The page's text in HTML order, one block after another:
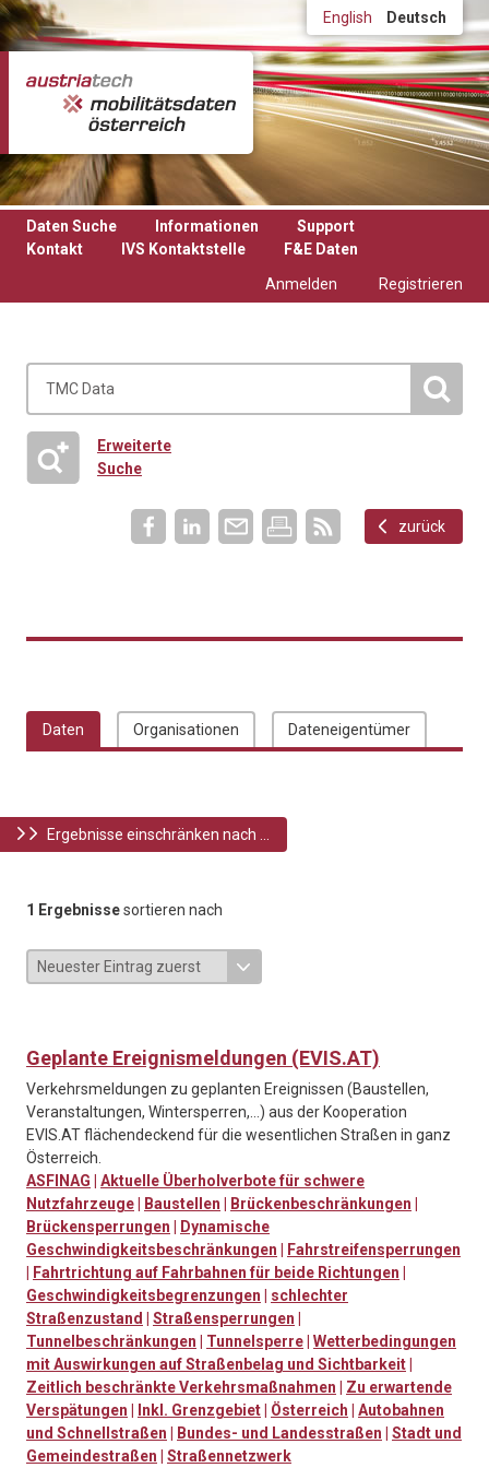
Direkt zum Inhalt English Deutsch
Daten Suche Informationen
Support
Kontakt
IVS Kontaktstelle
F&E Daten
Anmelden
Registrieren
Erweiterte
Suche
zurück
Daten Organisationen Dateneigentümer
Ergebnisse einschränken nach ...
1 Ergebnissesortieren nach
Geplante Ereignismeldungen (EVIS.AT)
Verkehrsmeldungen zu geplanten Ereignissen (Baustellen,
Veranstaltungen, Wintersperren,…) aus der Kooperation
EVIS.AT flächendeckend für die wesentlichen Straßen in ganz
Österreich.
ASFINAG
Aktuelle Überholverbote für schwere
Nutzfahrzeuge
Baustellen Brückenbeschränkungen
Brückensperrungen
Dynamische
Geschwindigkeitsbeschränkungen
Fahrstreifensperrungen
Fahrtrichtung auf Fahrbahnen für beide Richtungen
Geschwindigkeitsbegrenzungen
schlechter
Straßenzustand
Straßensperrungen
Tunnelbeschränkungen
Tunnelsperre Wetterbedingungen
mit Auswirkungen auf Straßenbelag und Sichtbarkeit
Zeitlich beschränkte Verkehrsmaßnahmen
Zu erwartende
Verspätungen
Inkl. Grenzgebiet Österreich
Autobahnen
und Schnellstraßen
Bundes- und Landesstraßen
Stadt und
Gemeindestraßen
Straßennetzwerk